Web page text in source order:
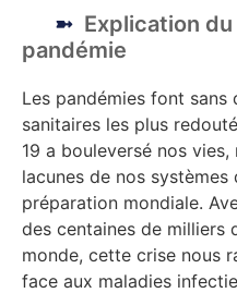
Explication
pandémie
Les pandémies font
sanitaires les plus
19 a bouleversé nos
lacunes de nos
préparation mondiale.
des centaines de milliers
monde, cette crise nous
face aux maladies